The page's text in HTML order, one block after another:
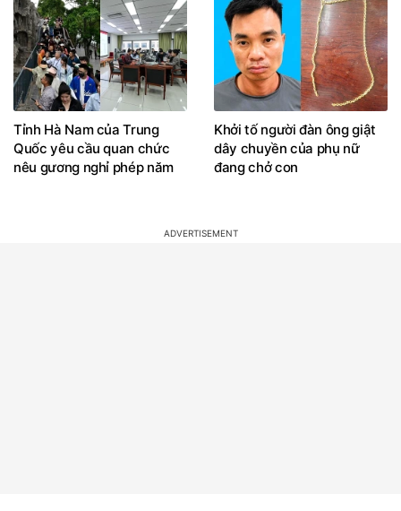
Tỉnh Hà Nam của Trung
Quốc yêu cầu quan chức
nêu gương nghỉ phép năm
Khởi tố người đàn ông giật
dây chuyền của phụ nữ
đang chở con